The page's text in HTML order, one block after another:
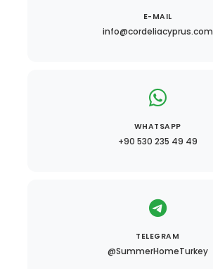
E-MAIL
info@cordeliacyprus.com
WHATSAPP
+90 530 235 49 49
TELEGRAM
@SummerHomeTurkey